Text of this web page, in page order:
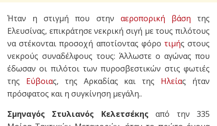
Ήταν η στιγμή που στην αεροπορική βάση της
Ελευσίνας, επικράτησε νεκρική σιγή με τους πιλότους
να στέκονται προσοχή αποτίοντας φόρο τιμής στους
νεκρούς συναδέλφους τους: Άλλωστε ο αγώνας που
έδωσαν οι πιλότοι των πυροσβεστικών στις φωτιές
της Εύβοιας, της Αρκαδίας και της Ηλείας ήταν
πρόσφατος και η συγκίνηση μεγάλη..
Σμηναγός Στυλιανός Κελετσέκης από την 335